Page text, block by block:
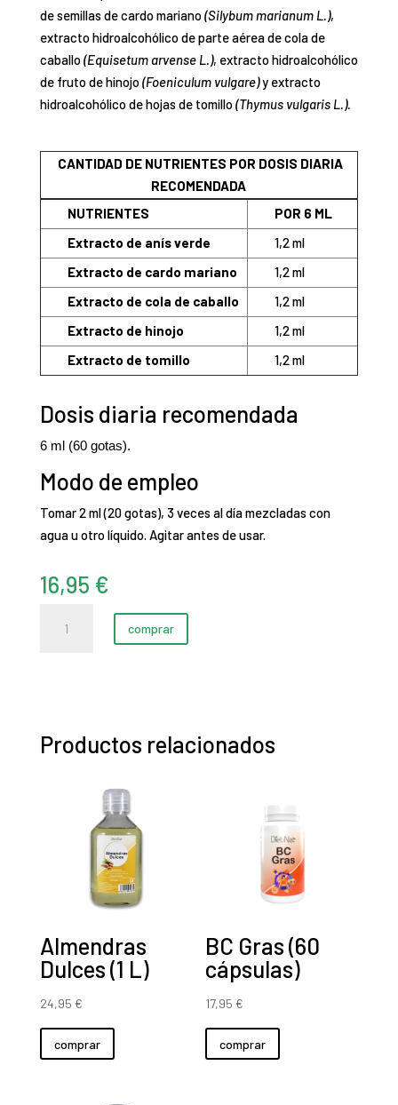
de semillas de cardo mariano(Silybum marianum L.),
extracto hidroalcohólico de parte aérea de cola de
caballo(Equisetum arvense L.), extracto hidroalcohólico
de fruto de hinojo(Foeniculum vulgare)y extracto
hidroalcohólico de hojas de tomillo(Thymus vulgaris L.).
CANTIDAD DE NUTRIENTES POR DOSIS DIARIA
RECOMENDADA
NUTRIENTES
POR 6 ML
Extracto de anís verde
1,2 ml
Extracto de cardo mariano
1,2 ml
Extracto de cola de caballo
1,2 ml
Extracto de hinojo
1,2 ml
Extracto de tomillo
1,2 ml
Dosis diaria recomendada
6 ml (60 gotas).
Modo de empleo
Tomar 2 ml (20 gotas), 3 veces al día mezcladas con
agua u otro líquido. Agitar antes de usar.
16,95 €
ml)
comprar
Productos relacionados
Almendras
Dulces (1 L)
24,95 €
comprar
BC Gras (60
cápsulas)
17,95 €
comprar